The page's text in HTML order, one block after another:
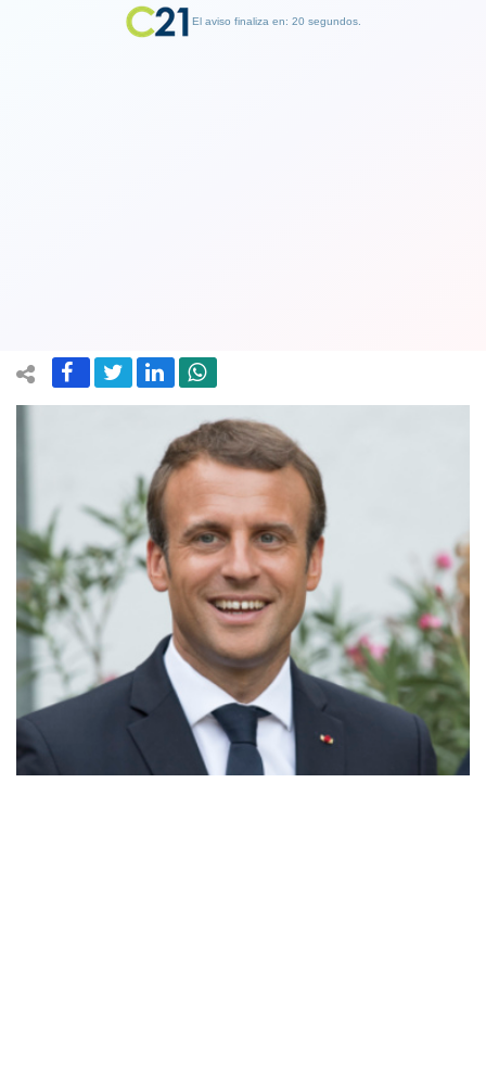
El aviso finaliza en: 19 segundos.